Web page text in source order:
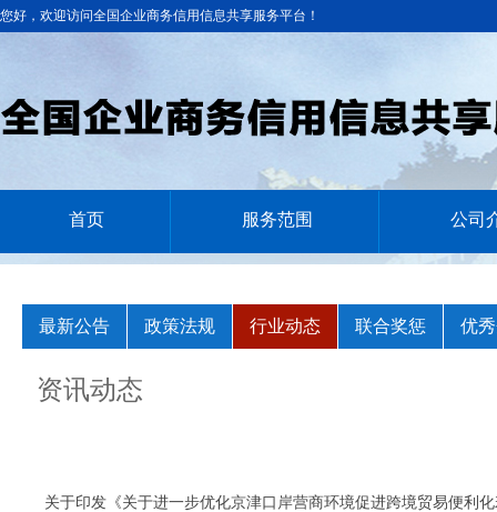
您好，欢迎访问全国企业商务信用信息共享服务平台！
首页 服务范围 公司
最新公告 政策法规 行业动态 联合奖惩 优
资讯动态
关于印发《关于进一步优化京津口岸营商环境促进跨境贸易便利